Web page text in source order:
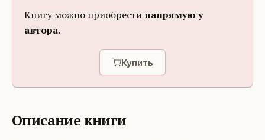
Книгу можно приобрести напрямую у
автора.
Купить
Описание книги